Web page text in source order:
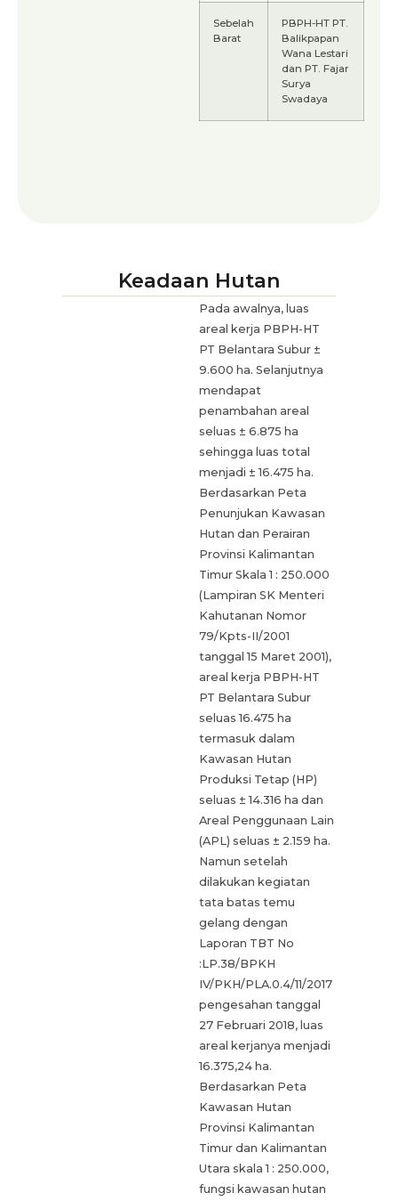
Sebelah
Barat
PBPH-HT PT.
Balikpapan
Wana Lestari
dan PT. Fajar
Surya
Swadaya
Keadaan Hutan
Pada awalnya, luas
areal kerja PBPH-HT
PT Belantara Subur ±
9.600 ha. Selanjutnya
mendapat
penambahan areal
seluas ± 6.875 ha
sehingga luas total
menjadi ± 16.475 ha.
Berdasarkan Peta
Penunjukan Kawasan
Hutan dan Perairan
Provinsi Kalimantan
Timur Skala 1 : 250.000
(Lampiran SK Menteri
Kahutanan Nomor
79/Kpts-II/2001
tanggal 15 Maret 2001),
areal kerja PBPH-HT
PT Belantara Subur
seluas 16.475 ha
termasuk dalam
Kawasan Hutan
Produksi Tetap (HP)
seluas ± 14.316 ha dan
Areal Penggunaan Lain
(APL) seluas ± 2.159 ha.
Namun setelah
dilakukan kegiatan
tata batas temu
gelang dengan
Laporan TBT No
:LP.38/BPKH
IV/PKH/PLA.0.4/11/2017
pengesahan tanggal
27 Februari 2018, luas
areal kerjanya menjadi
16.375,24 ha.
Berdasarkan Peta
Kawasan Hutan
Provinsi Kalimantan
Timur dan Kalimantan
Utara skala 1 : 250.000,
fungsi kawasan hutan